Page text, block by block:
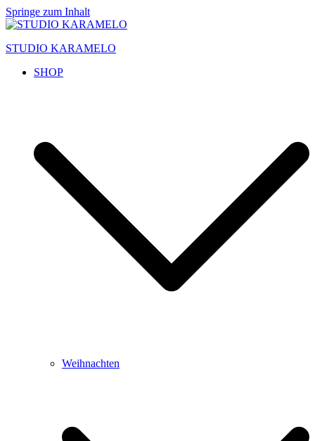
Springe zum Inhalt
STUDIO KARAMELO
SHOP
Weihnachten